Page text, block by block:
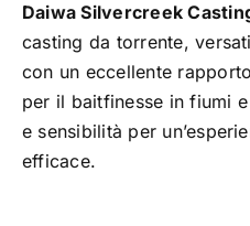
Daiwa Silvercreek
casting da torrente,
con un eccellente
per il baitfinesse in fiumi
e sensibilità per
efficace.